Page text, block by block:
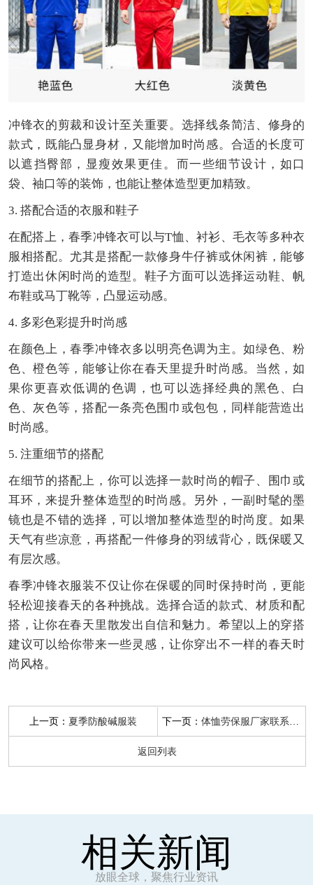
冲锋衣的剪裁和设计至关重要。选择线条简洁、修身的
款式，既能凸显身材，又能增加时尚感。合适的长度可
以遮挡臀部，显瘦效果更佳。而一些细节设计，如口
袋、袖口等的装饰，也能让整体造型更加精致。
3. 搭配合适的衣服和鞋子
在配搭上，春季冲锋衣可以与T恤、衬衫、毛衣等多种衣
服相搭配。尤其是搭配一款修身牛仔裤或休闲裤，能够
打造出休闲时尚的造型。鞋子方面可以选择运动鞋、帆
布鞋或马丁靴等，凸显运动感。
4. 多彩色彩提升时尚感
在颜色上，春季冲锋衣多以明亮色调为主。如绿色、粉
色、橙色等，能够让你在春天里提升时尚感。当然，如
果你更喜欢低调的色调，也可以选择经典的黑色、白
色、灰色等，搭配一条亮色围巾或包包，同样能营造出
时尚感。
5. 注重细节的搭配
在细节的搭配上，你可以选择一款时尚的帽子、围巾或
耳环，来提升整体造型的时尚感。另外，一副时髦的墨
镜也是不错的选择，可以增加整体造型的时尚度。如果
天气有些凉意，再搭配一件修身的羽绒背心，既保暖又
有层次感。
春季冲锋衣服装不仅让你在保暖的同时保持时尚，更能
轻松迎接春天的各种挑战。选择合适的款式、材质和配
搭，让你在春天里散发出自信和魅力。希望以上的穿搭
建议可以给你带来一些灵感，让你穿出不一样的春天时
尚风格。
上一页： 夏季防酸碱服装 下一页：体恤劳保服厂家联系方式
返回列表
相关新闻
放眼全球，聚焦行业资讯